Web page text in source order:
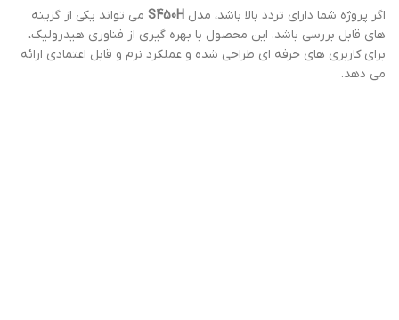
اگر پروژه شما دارای تردد بالا باشد، مدل S450H می تواند یکی از گزینه
های قابل بررسی باشد. این محصول با بهره گیری از فناوری هیدرولیک،
برای کاربری های حرفه ای طراحی شده و عملکرد نرم و قابل اعتمادی ارائه
می دهد.